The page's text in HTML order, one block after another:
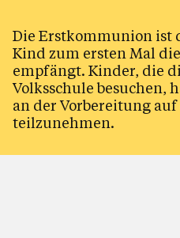
Kontakt
Die Erstkommunion ist
Kind zum ersten Mal
empfängt. Kinder, die
Volksschule besuchen,
an der Vorbereitung
teilzunehmen.